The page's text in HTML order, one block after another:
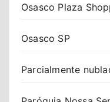
Osasco Plaza
Osasco SP
Parcialmente